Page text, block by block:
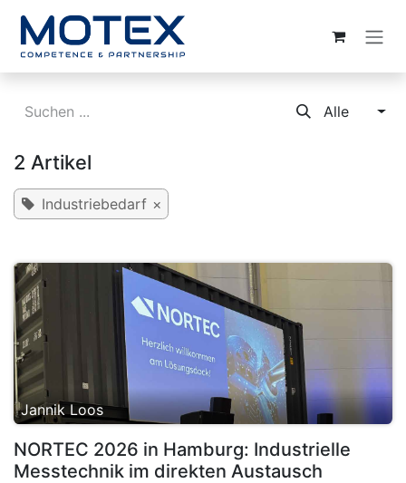
Alle
2 Artikel
Industriebedarf ×
Jannik Loos
NORTEC 2026 in Hamburg: Industrielle
Messtechnik im direkten Austausch